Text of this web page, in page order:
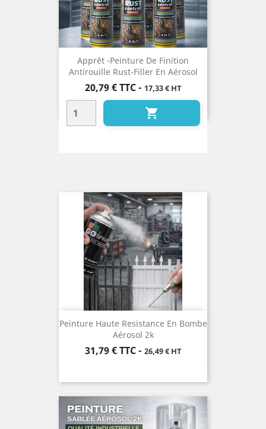
Apprêt -Peinture De Finition
Antirouille Rust-Filler En Aérosol
Prix
20,79 € TTC- 17,33 € HT

Peinture Haute Resistance En Bombe
Aérosol 2k
Prix
31,79 € TTC- 26,49 € HT